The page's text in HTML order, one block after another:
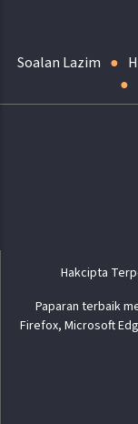
Soalan Lazim
Hakcipta
Paparan terbaik
Firefox, Microsoft